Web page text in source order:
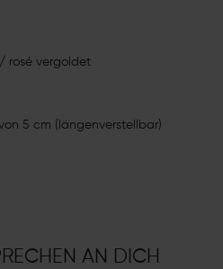
rosé vergoldet
5 cm (längenverstellbar)
AN DICH